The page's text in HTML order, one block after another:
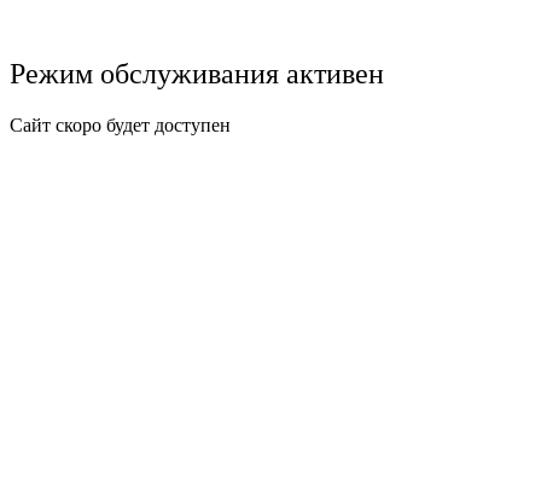
Режим обслуживания активен
Сайт скоро будет доступен